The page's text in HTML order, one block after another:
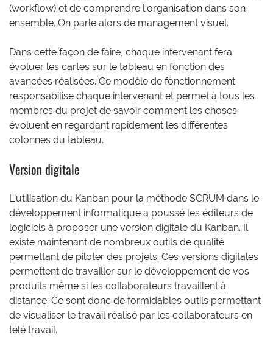
(workflow) et de comprendre l’organisation dans son
ensemble. On parle alors de management visuel.
Dans cette façon de faire, chaque intervenant fera
évoluer les cartes sur le tableau en fonction des
avancées réalisées. Ce modèle de fonctionnement
responsabilise chaque intervenant et permet à tous les
membres du projet de savoir comment les choses
évoluent en regardant rapidement les différentes
colonnes du tableau.
Version digitale
L’utilisation du Kanban pour la méthode SCRUM dans le
développement informatique a poussé les éditeurs de
logiciels à proposer une version digitale du Kanban. Il
existe maintenant de nombreux outils de qualité
permettant de piloter des projets. Ces versions digitales
permettent de travailler sur le développement de vos
produits même si les collaborateurs travaillent à
distance. Ce sont donc de formidables outils permettant
de visualiser le travail réalisé par les collaborateurs en
télé travail.